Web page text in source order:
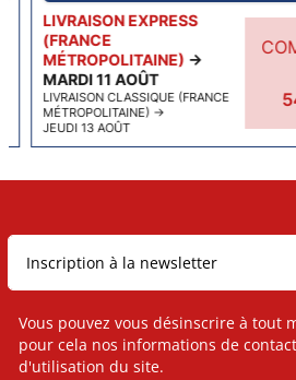
LIVRAISON EXPRESS
(FRANCE
MÉTROPOLITAINE) →
MARDI 11 AOÛT
LIVRAISON CLASSIQUE (FRANCE
MÉTROPOLITAINE) →
JEUDI 13 AOÛT
Vous pouvez vous désinscrire à tout
pour cela nos informations de
d'utilisation du site.